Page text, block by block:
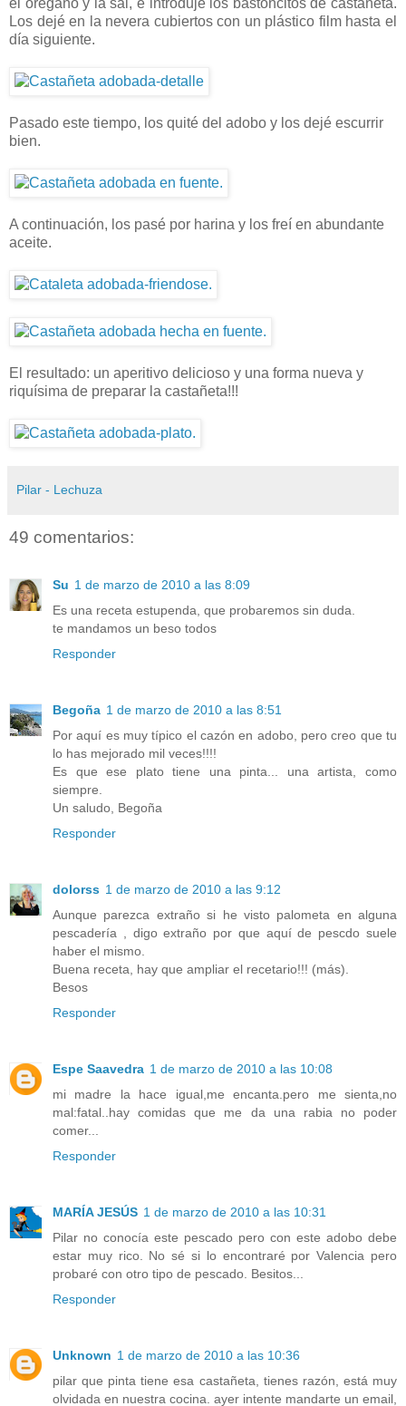
el orégano y la sal, e introduje los bastoncitos de castañeta.
Los dejé en la nevera cubiertos con un plástico film hasta el
día siguiente.
Pasado este tiempo, los quité del adobo y los dejé escurrir
bien.
A continuación, los pasé por harina y los freí en abundante
aceite.
El resultado: un aperitivo delicioso y una forma nueva y
riquísima de preparar la castañeta!!!
Pilar - Lechuza
49 comentarios:
Su 1 de marzo de 2010 a las 8:09
Es una receta estupenda, que probaremos sin duda.
te mandamos un beso todos
Responder
Begoña 1 de marzo de 2010 a las 8:51
Por aquí es muy típico el cazón en adobo, pero creo que tu
lo has mejorado mil veces!!!!
Es que ese plato tiene una pinta... una artista, como
siempre.
Un saludo, Begoña
Responder
dolorss 1 de marzo de 2010 a las 9:12
Aunque parezca extraño si he visto palometa en alguna
pescadería , digo extraño por que aquí de pescdo suele
haber el mismo.
Buena receta, hay que ampliar el recetario!!! (más).
Besos
Responder
Espe Saavedra 1 de marzo de 2010 a las 10:08
mi madre la hace igual,me encanta.pero me sienta,no
mal:fatal..hay comidas que me da una rabia no poder
comer...
Responder
MARÍA JESÚS 1 de marzo de 2010 a las 10:31
Pilar no conocía este pescado pero con este adobo debe
estar muy rico. No sé si lo encontraré por Valencia pero
probaré con otro tipo de pescado. Besitos...
Responder
Unknown 1 de marzo de 2010 a las 10:36
pilar que pinta tiene esa castañeta, tienes razón, está muy
olvidada en nuestra cocina. ayer intente mandarte un email,